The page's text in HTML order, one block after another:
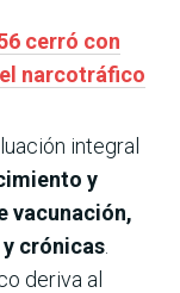
cerró con
narcotráfico
integral
y
vacunación,
crónicas
deriva al